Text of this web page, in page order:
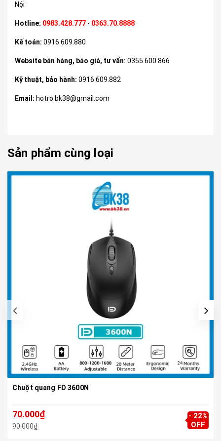
Nội
Hotline: 0983.428.777 - 0363.70.8888
Kế toán: 0916.609.880
Website bán hàng, báo giá, tư vấn: 0355.600.866
Kỹ thuật, bảo hành: 0916.609.882
Email: hotro.bk38@gmail.com
Sản phẩm cùng loại
Chuột quang FD 3600N
70.000₫
90.000₫
- 22%
OFF